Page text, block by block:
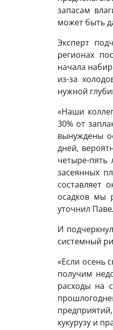
запасам
может быть
Эксперт
регионах
начала
из-за
нужной
«Наши
30% от
вынуждены
дней,
четыре-
засеянных
составляет
осадков мы
уточнил
И
системный
«Если осень
получим
расходы на
кукурузу и